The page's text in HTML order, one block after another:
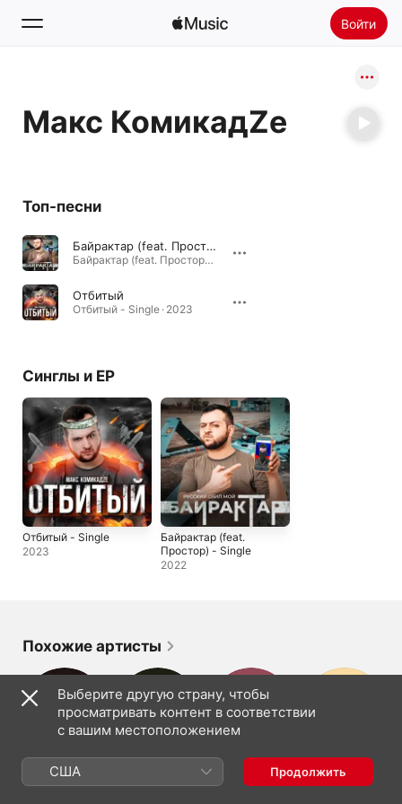
Войти
Главная
Макс КомикадZе
Топ-песни
Байрактар (feat. Простор)
Байрактар (feat. Простор) - Single · 2022
Отбитый
Отбитый - Single · 2023
Синглы и EP
Отбитый - Single
2023
Байрактар (feat.
Простор) - Single
2022
Похожие артисты
Аким Апачев Арбалет Врата Овертона Misha Chugeza
Выберите другую страну, чтобы
просматривать контент в соответствии
с вашим местоположением
США Продолжить